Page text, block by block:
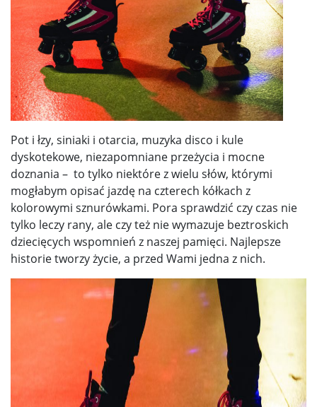
Pot i łzy, siniaki i otarcia, muzyka disco i kule
dyskotekowe, niezapomniane przeżycia i mocne
doznania – to tylko niektóre z wielu słów, którymi
mogłabym opisać jazdę na czterech kółkach z
kolorowymi sznurówkami. Pora sprawdzić czy czas nie
tylko leczy rany, ale czy też nie wymazuje beztroskich
dziecięcych wspomnień z naszej pamięci. Najlepsze
historie tworzy życie, a przed Wami jedna z nich.